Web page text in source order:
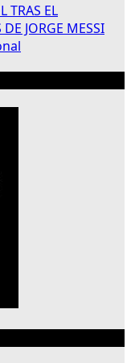
TRAS EL
JORGE MESSI